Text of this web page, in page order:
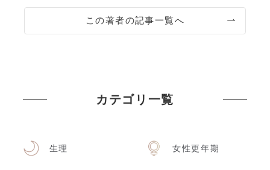
この著者の記事一覧へ
カテゴリ一覧
生理 女性更年期